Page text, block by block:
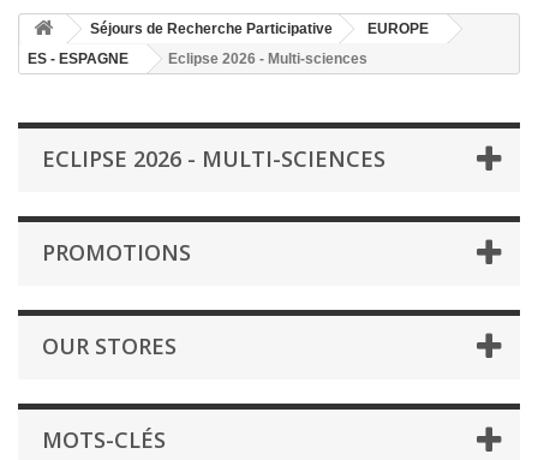
Séjours de Recherche Participative
EUROPE
ES - ESPAGNE
Eclipse 2026 - Multi-sciences
ECLIPSE 2026 - MULTI-SCIENCES
PROMOTIONS
OUR STORES
MOTS-CLÉS